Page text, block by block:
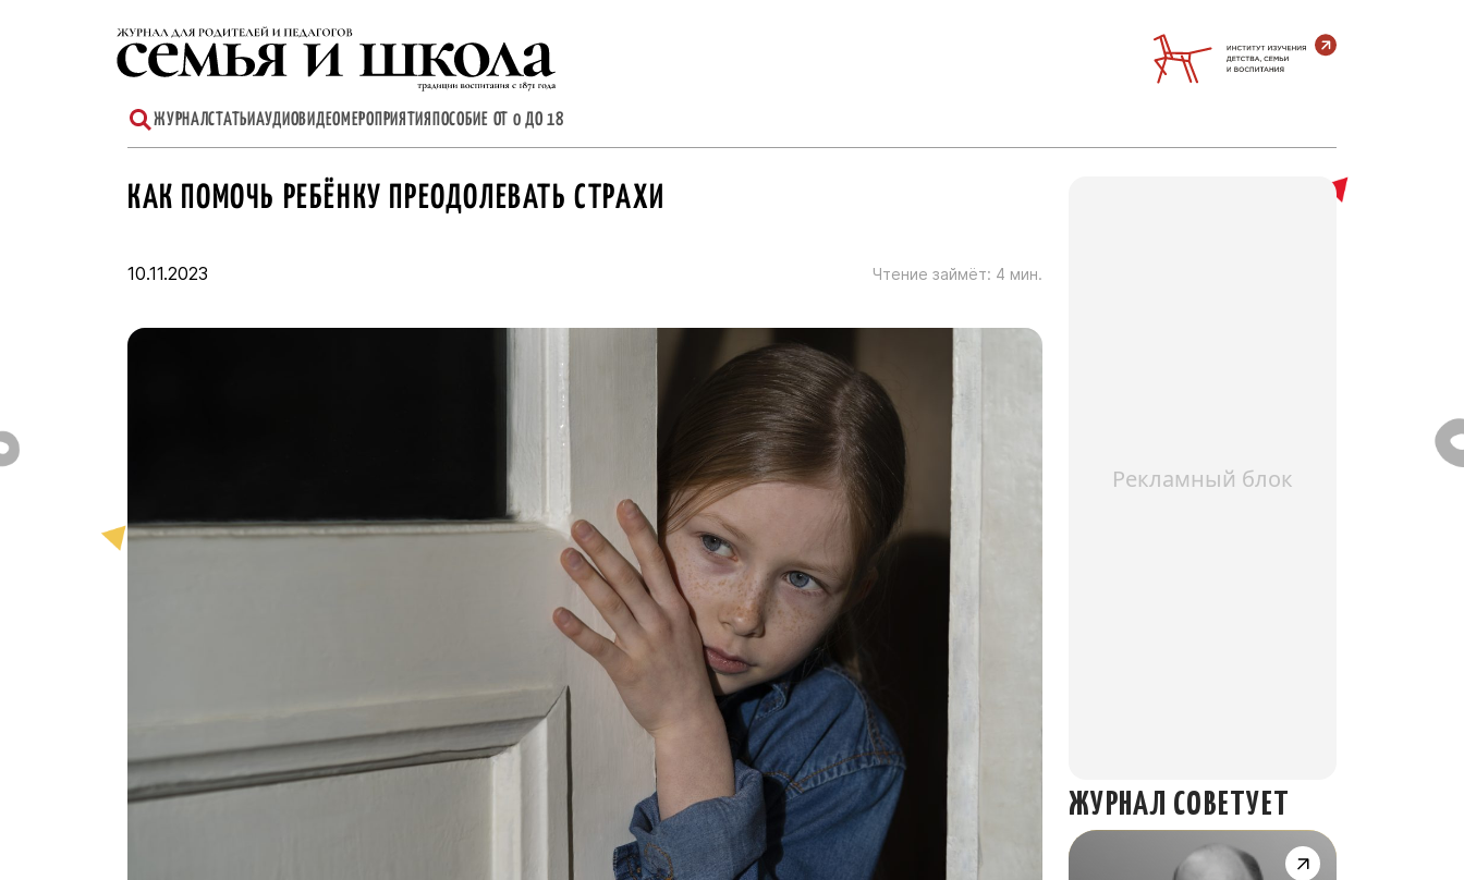
содержимому
ЖУРНАЛСТАТЬИАУДИОВИДЕОМЕРОПРИЯТИЯ ПОСОБИЕ ОТ 0 ДО 18
КАК ПОМОЧЬ РЕБЁНКУ ПРЕОДОЛЕВАТЬ СТРАХИ
10.11.2023 Чтение займёт: 4 мин.
Рекламный блок
ЖУРНАЛ СОВЕТУЕТ